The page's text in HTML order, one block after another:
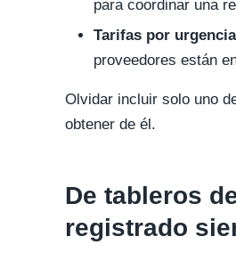
para coordinar una
Tarifas por
proveedores están
Olvidar incluir solo uno
obtener de él.
De tableros
registrado